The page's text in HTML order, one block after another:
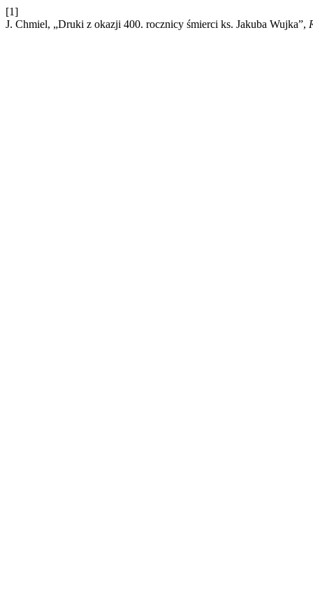
[1]
J. Chmiel, „Druki z okazji 400. rocznicy śmierci ks. Jakuba Wujka”,